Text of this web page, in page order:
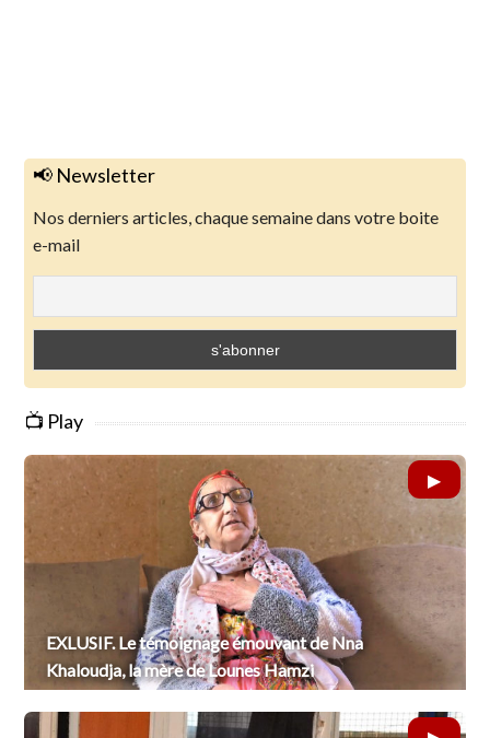
📢 Newsletter
Nos derniers articles, chaque semaine dans votre boite
e-mail
📺 Play
EXLUSIF. Le témoignage émouvant de Nna
Khaloudja, la mère de Lounes Hamzi